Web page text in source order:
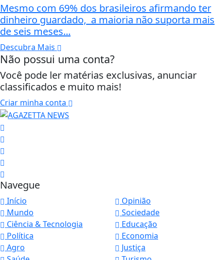
Mesmo com 69% dos brasileiros afirmando ter
dinheiro guardado, a maioria não suporta mais
de seis meses...
Descubra Mais
Não possui uma conta?
Você pode ler matérias exclusivas, anunciar
classificados e muito mais!
Criar minha conta
Navegue
Início
Opinião
Mundo
Sociedade
Ciência & Tecnologia
Educação
Política
Economia
Agro
Justiça